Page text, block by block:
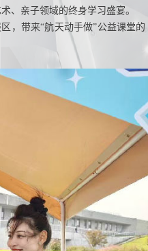
、亲子领域的终身学习盛宴。
，带来“航天动手做”公益课堂的